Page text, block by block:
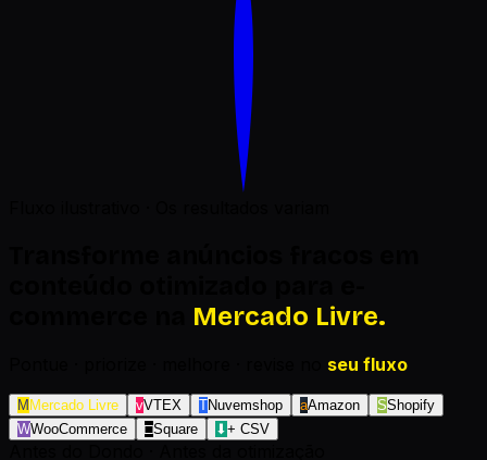
Mercado Livre.
seu fluxo
M Mercado Livre vVTEX TNuvemshop aAmazon SShopify
WWooCommerce □Square ⬇+ CSV